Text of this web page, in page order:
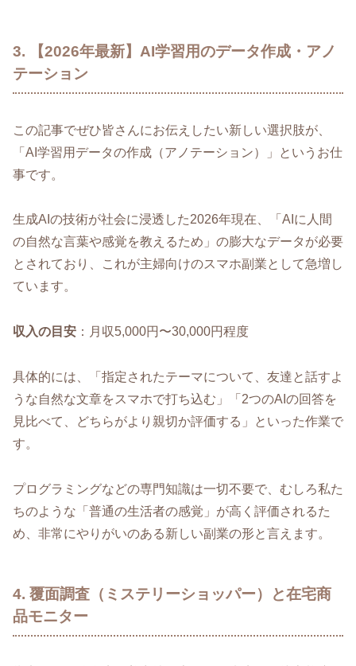
3. 【2026年最新】AI学習用のデータ作成・アノ
テーション
この記事でぜひ皆さんにお伝えしたい新しい選択肢が、
「AI学習用データの作成（アノテーション）」というお仕
事です。
生成AIの技術が社会に浸透した2026年現在、「AIに人間
の自然な言葉や感覚を教えるため」の膨大なデータが必要
とされており、これが主婦向けのスマホ副業として急増し
ています。
収入の目安 ：月収5,000円〜30,000円程度
具体的には、「指定されたテーマについて、友達と話すよ
うな自然な文章をスマホで打ち込む」「2つのAIの回答を
見比べて、どちらがより親切か評価する」といった作業で
す。
プログラミングなどの専門知識は一切不要で、むしろ私た
ちのような「普通の生活者の感覚」が高く評価されるた
め、非常にやりがいのある新しい副業の形と言えます。
4. 覆面調査（ミステリーショッパー）と在宅商
品モニター